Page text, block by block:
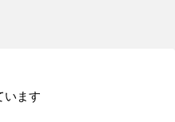
います